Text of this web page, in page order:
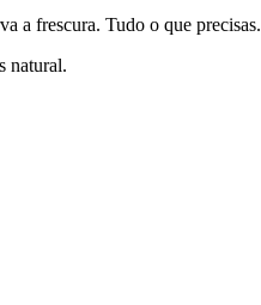
a frescura. Tudo o que precisas.
natural.